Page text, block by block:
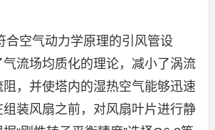
空气动力学原理的引风管设
流场均质化的理论，减小了涡流
，并使塔内的湿热空气能够迅速
装风扇之前，对风扇叶片进行静